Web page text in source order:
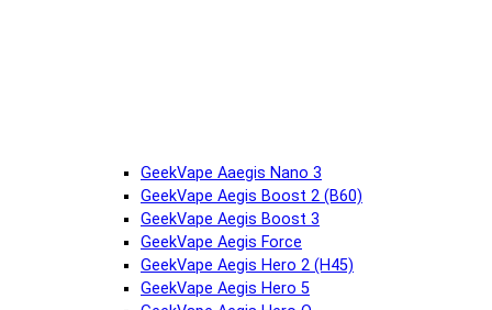
GeekVape Aaegis Nano 3
GeekVape Aegis Boost 2 (B60)
GeekVape Aegis Boost 3
GeekVape Aegis Force
GeekVape Aegis Hero 2 (H45)
GeekVape Aegis Hero 5